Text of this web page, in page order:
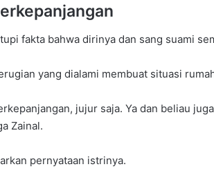
fakta bahwa dirinya dan sang suami
yang dialami membuat situasi
jujur saja. Ya dan beliau
Zainal.
pernyataan istrinya.